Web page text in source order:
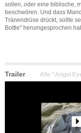
sollen, oder eine biblische,
beschwören. Und dass
Tränendrüse drückt, sollte
Bottle" herumgesprochen
Trailer Alle "Angel